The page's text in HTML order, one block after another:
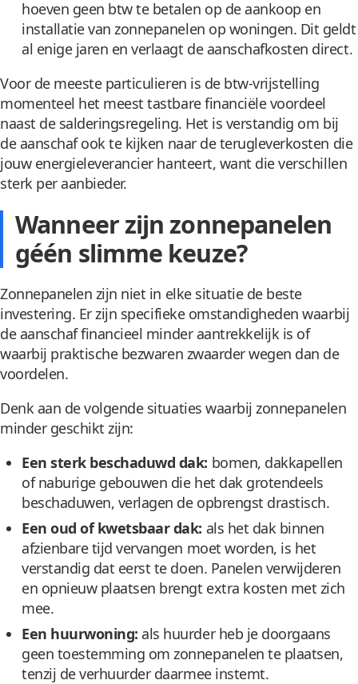
hoeven geen btw te betalen op de aankoop en
installatie van zonnepanelen op woningen. Dit geldt
al enige jaren en verlaagt de aanschafkosten direct.
Voor de meeste particulieren is de btw-vrijstelling
momenteel het meest tastbare financiële voordeel
naast de salderingsregeling. Het is verstandig om bij
de aanschaf ook te kijken naar de terugleverkosten die
jouw energieleverancier hanteert, want die verschillen
sterk per aanbieder.
Wanneer zijn zonnepanelen
géén slimme keuze?
Zonnepanelen zijn niet in elke situatie de beste
investering. Er zijn specifieke omstandigheden waarbij
de aanschaf financieel minder aantrekkelijk is of
waarbij praktische bezwaren zwaarder wegen dan de
voordelen.
Denk aan de volgende situaties waarbij zonnepanelen
minder geschikt zijn:
Een sterk beschaduwd dak: bomen, dakkapellen
of naburige gebouwen die het dak grotendeels
beschaduwen, verlagen de opbrengst drastisch.
Een oud of kwetsbaar dak: als het dak binnen
afzienbare tijd vervangen moet worden, is het
verstandig dat eerst te doen. Panelen verwijderen
en opnieuw plaatsen brengt extra kosten met zich
mee.
Een huurwoning: als huurder heb je doorgaans
geen toestemming om zonnepanelen te plaatsen,
tenzij de verhuurder daarmee instemt.